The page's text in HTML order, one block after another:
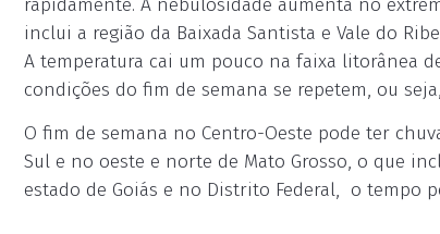
rapidamente. A nebulosidade aumenta no
inclui a região da Baixada Santista e Vale do
A temperatura cai um pouco na faixa litorânea
condições do fim de semana se repetem, ou
O fim de semana no Centro-Oeste pode ter
Sul e no oeste e norte de Mato Grosso, o que
estado de Goiás e no Distrito Federal, o tempo